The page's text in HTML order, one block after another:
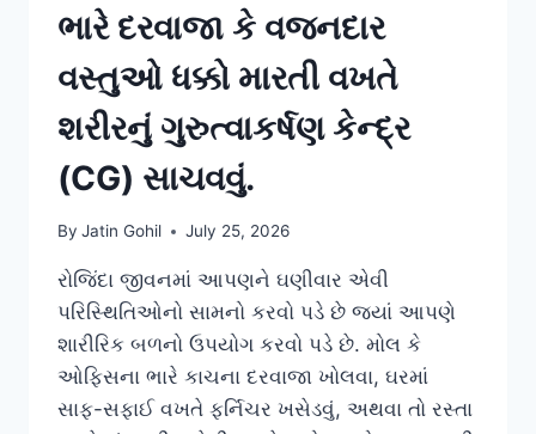
ભારે દરવાજા કે વજનદાર
વસ્તુઓ ધક્કો મારતી વખતે
શરીરનું ગુરુત્વાકર્ષણ કેન્દ્ર
(CG) સાચવવું.
By Jatin Gohil July 25, 2026
રોજિંદા જીવનમાં આપણને ઘણીવાર એવી
પરિસ્થિતિઓનો સામનો કરવો પડે છે જ્યાં આપણે
શારીરિક બળનો ઉપયોગ કરવો પડે છે. મોલ કે
ઓફિસના ભારે કાચના દરવાજા ખોલવા, ઘરમાં
સાફ-સફાઈ વખતે ફર્નિચર ખસેડવું, અથવા તો રસ્તા